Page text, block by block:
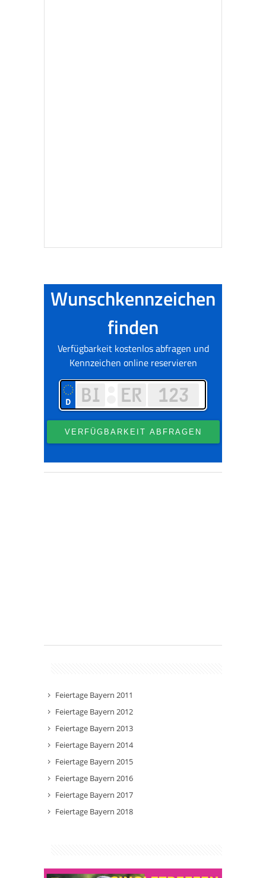
Feiertage Bayern 2011
Feiertage Bayern 2012
Feiertage Bayern 2013
Feiertage Bayern 2014
Feiertage Bayern 2015
Feiertage Bayern 2016
Feiertage Bayern 2017
Feiertage Bayern 2018